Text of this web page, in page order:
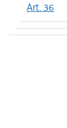
Art. 36